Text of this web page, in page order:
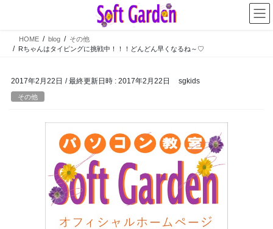
HOME blog
その他
Rちゃんはタイピングに挑戦中！！！どんどん早くなるね～♡
2017年2月22日 / 最終更新日時 : 2017年2月22日 sgkids
その他